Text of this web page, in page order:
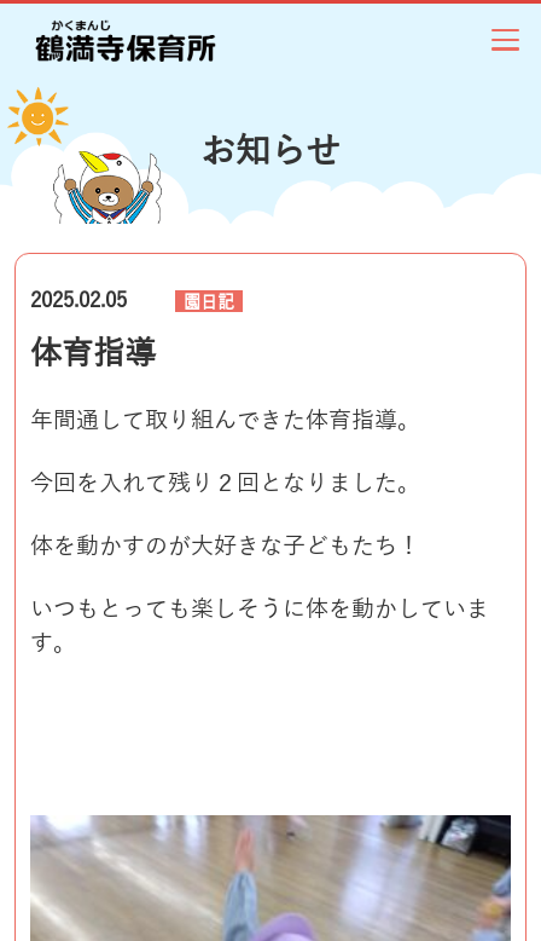
お知らせ
2025.02.05 園日記
体育指導
年間通して取り組んできた体育指導。
今回を入れて残り２回となりました。
体を動かすのが大好きな子どもたち！
いつもとっても楽しそうに体を動かしていま
す。